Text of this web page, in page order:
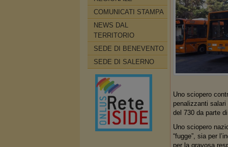
COMUNICATI STAMPA
NEWS DAL
TERRITORIO
SEDE DI BENEVENTO
SEDE DI SALERNO
Uno sciopero
penalizzanti
del 730 da parte
Uno sciopero
“fugge”, sia per
per la gravosa